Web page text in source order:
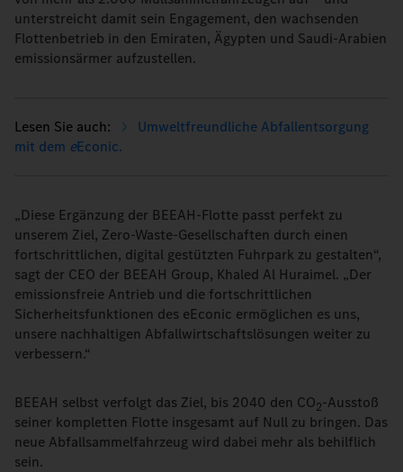
unterstreicht damit sein Engagement, den wachsenden
Flottenbetrieb in den Emiraten, Ägypten und Saudi-Arabien
emissionsärmer aufzustellen.
Umweltfreundliche Abfallentsorgung
mit dem eEconic.
„Diese Ergänzung der BEEAH-Flotte passt perfekt zu
unserem Ziel, Zero-Waste-Gesellschaften durch einen
fortschrittlichen, digital gestützten Fuhrpark zu gestalten“,
sagt der CEO der BEEAH Group, Khaled Al Huraimel. „Der
emissionsfreie Antrieb und die fortschrittlichen
Sicherheitsfunktionen des eEconic ermöglichen es uns,
unsere nachhaltigen Abfallwirtschaftslösungen weiter zu
verbessern.“
BEEAH selbst verfolgt das Ziel, bis 2040 den CO2-Ausstoß
seiner kompletten Flotte insgesamt auf Null zu bringen. Das
neue Abfallsammelfahrzeug wird dabei mehr als behilflich
sein.